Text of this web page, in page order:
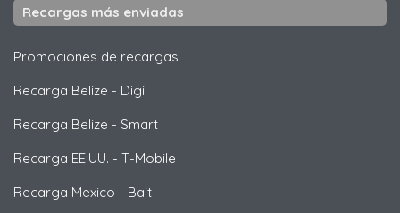
Recargas más enviadas
Promociones de recargas
Recarga Belize - Digi
Recarga Belize - Smart
Recarga EE.UU. - T-Mobile
Recarga Mexico - Bait